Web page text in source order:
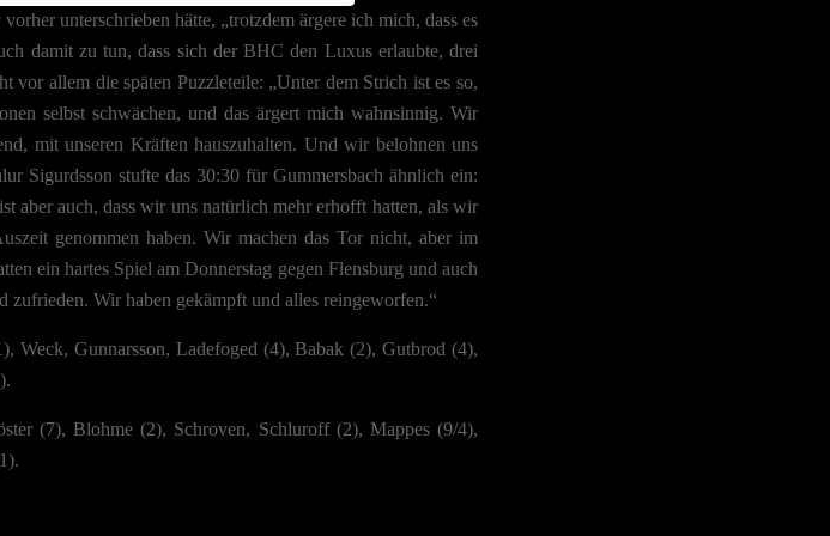
unterschrieben hätte, „trotzdem ärgere ich mich, dass es
damit zu tun, dass sich der BHC den Luxus erlaubte, drei
vor allem die späten Puzzleteile: „Unter dem Strich ist es so,
selbst schwächen, und das ärgert mich wahnsinnig. Wir
mit unseren Kräften hauszuhalten. Und wir belohnen uns
Sigurdsson stufte das 30:30 für Gummersbach ähnlich ein:
aber auch, dass wir uns natürlich mehr erhofft hatten, als wir
genommen haben. Wir machen das Tor nicht, aber im
ein hartes Spiel am Donnerstag gegen Flensburg und auch
zufrieden. Wir haben gekämpft und alles reingeworfen.“
Weck, Gunnarsson, Ladefoged (4), Babak (2), Gutbrod (4),
(7), Blohme (2), Schroven, Schluroff (2), Mappes (9/4),
der Google Ireland Limited.
und Anbietern der verwendeten Cookies
Informationen über die Verwendung
dich mit der Verwendung der Cookies
dass du ohne Zustimmung zur Cookie-
zu freiwilligen Diensten geben
um Erlaubnis bitten.
sich weitere Informationen anzeigen lassen